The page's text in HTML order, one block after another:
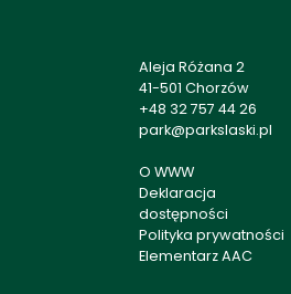
Aleja Różana 2
41-501 Chorzów
+48 32 757 44 26
park@parkslaski.pl
O WWW
Deklaracja
dostępności
Polityka prywatności
Elementarz AAC